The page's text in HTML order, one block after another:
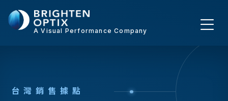
A Visual Performance Company
台灣銷 售據點